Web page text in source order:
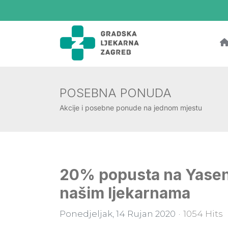
POSEBNA PONUDA
Akcije i posebne ponude na jednom mjestu
20% popusta na
našim ljekarnama
Ponedjeljak, 14 Rujan 2020 1054 Hits